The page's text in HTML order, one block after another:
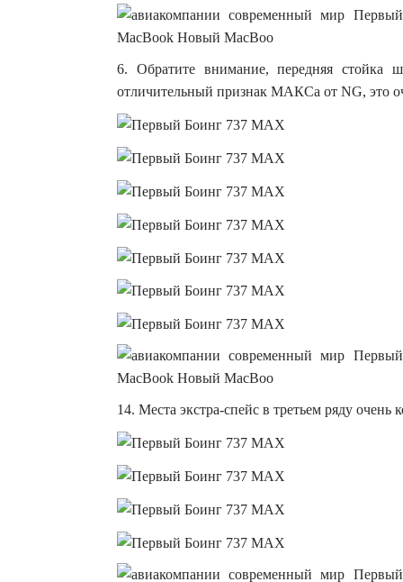
6. Обратите внимание, передняя
отличительный признак МАКСа от NG, это
14. Места экстра-спейс в третьем ряду